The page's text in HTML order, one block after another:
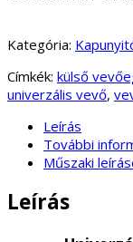
Kategória:
Címkék: külső
univerzális vevő,
Leírás
További
Műszaki
Leírás